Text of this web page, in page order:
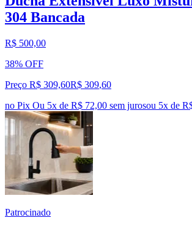
304 Bancada
R$ 500,00
38% OFF
Preço R$ 309,60R$ 309,60
no Pix Ou 5x de R$ 72,00 sem jurosou 5x de
Patrocinado